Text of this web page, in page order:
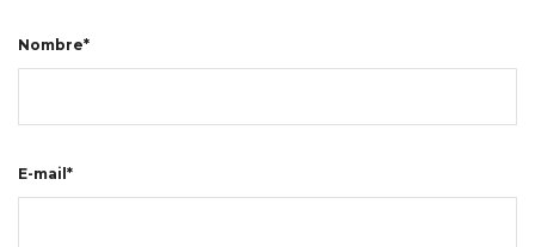
Nombre*
E-mail*